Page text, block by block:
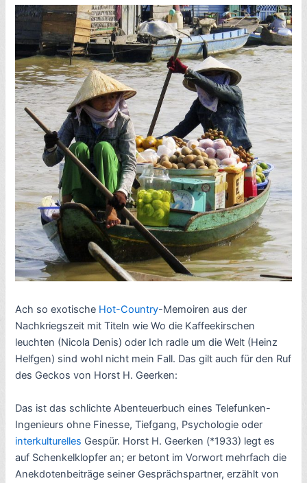
Ach so exotische Hot-Country-Memoiren aus der
Nachkriegszeit mit Titeln wie Wo die Kaffeekirschen
leuchten (Nicola Denis) oder Ich radle um die Welt (Heinz
Helfgen) sind wohl nicht mein Fall. Das gilt auch für den Ruf
des Geckos von Horst H. Geerken:
Das ist das schlichte Abenteuerbuch eines Telefunken-
Ingenieurs ohne Finesse, Tiefgang, Psychologie oder
interkulturelles Gespür. Horst H. Geerken (*1933) legt es
auf Schenkelklopfer an; er betont im Vorwort mehrfach die
Anekdotenbeiträge seiner Gesprächspartner, erzählt von